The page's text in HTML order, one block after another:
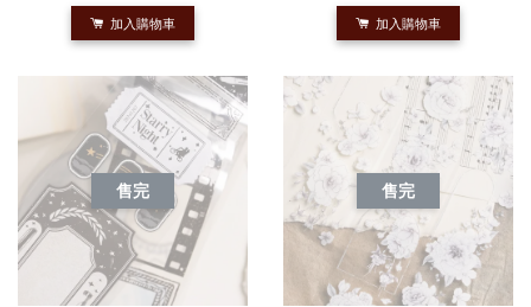
加入購物車 加入購物車
售完 售完